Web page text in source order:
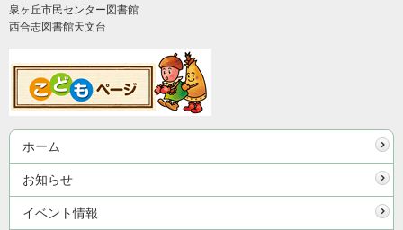
泉ヶ丘市民センター図書館
西合志図書館天文台
ホーム
お知らせ
イベント情報